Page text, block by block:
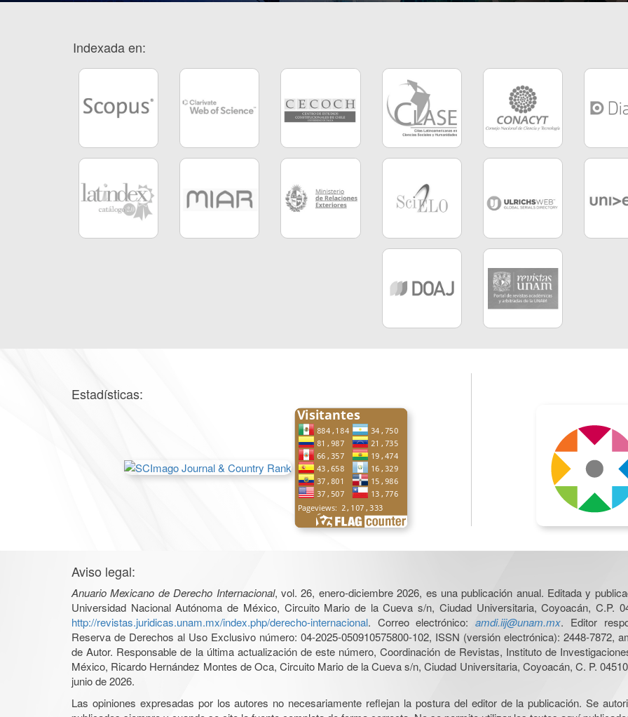
Indexada en:
Estadísticas:
Aviso legal:
Anuario Mexicano de Derecho Internacional, vol. 26, enero-diciembre 2026, es una publicación anual. Editada y
Universidad Nacional Autónoma de México, Circuito Mario de la Cueva s/n, Ciudad Universitaria, Coyoacán, C.P.
http://revistas.juridicas.unam.mx/index.php/derecho-internacional. Correo electrónico:amdi.iij@unam.mx. Editor
Reserva de Derechos al Uso Exclusivo número: 04-2025-050910575800-102, ISSN (versión electrónica): 2448-7872,
de Autor. Responsable de la última actualización de este número, Coordinación de Revistas, Instituto de
México, Ricardo Hernández Montes de Oca, Circuito Mario de la Cueva s/n, Ciudad Universitaria, Coyoacán, C. P.
junio de 2026.
Las opiniones expresadas por los autores no necesariamente reflejan la postura del editor de la publicación. Se